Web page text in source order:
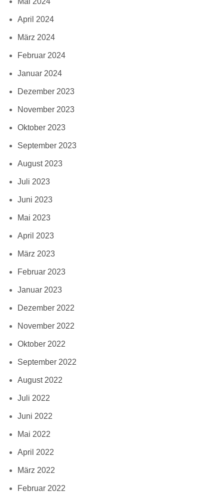
April 2024
März 2024
Februar 2024
Januar 2024
Dezember 2023
November 2023
Oktober 2023
September 2023
August 2023
Juli 2023
Juni 2023
Mai 2023
April 2023
März 2023
Februar 2023
Januar 2023
Dezember 2022
November 2022
Oktober 2022
September 2022
August 2022
Juli 2022
Juni 2022
Mai 2022
April 2022
März 2022
Februar 2022